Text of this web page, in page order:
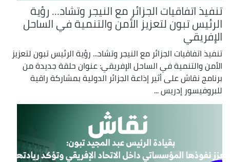
تنفيذ اتفاقيات الجزائر مع النيجر وتشاد... رؤية
الرئيس تبون لتعزيز الأمن والتنمية في الساحل
الإفريقي
تنفيذ اتفاقيات الجزائر مع النيجر وتشاد... رؤية الرئيس تبون لتعزيز
الأمن والتنمية في الساحل الإفريقي: عنوان حلقة جديدة من
برنامج نقاش على أثير إذاعة الجزائر الدولية بمشاركة راقية
للبروفيسور إدريس ...